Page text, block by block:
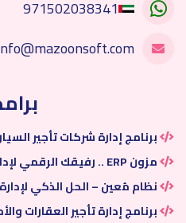
971502038341
برنامج إدارة شركات تأجير
مزون ERP .. رفيقك الرقمي لإدارة أعمالك من مكان واحد
نظام مُعين – الحل الذكي
برنامج إدارة تأجير العقارات